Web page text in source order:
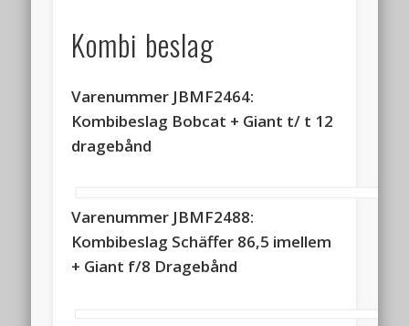
Kombi beslag
Varenummer JBMF2464:
Kombibeslag Bobcat + Giant t/ t 12
dragebånd
Varenummer JBMF2488:
Kombibeslag Schäffer 86,5 imellem
+ Giant f/8 Dragebånd